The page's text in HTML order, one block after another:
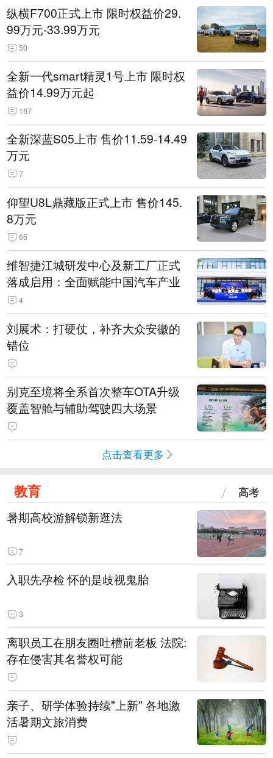
纵横F700正式上市 限时权益价29.
99万元-33.99万元
50
全新一代smart精灵1号上市 限时权
益价14.99万元起
167
全新深蓝S05上市 售价11.59-14.49
万元
7
仰望U8L鼎藏版正式上市 售价145.
8万元
65
维智捷江城研发中心及新工厂正式
落成启用：全面赋能中国汽车产业
4
刘展术：打硬仗，补齐大众安徽的
错位
别克至境将全系首次整车OTA升级
覆盖智舱与辅助驾驶四大场景
点击查看更多
教育 高考
暑期高校游解锁新逛法
7
入职先孕检 怀的是歧视鬼胎
3
离职员工在朋友圈吐槽前老板 法院:
存在侵害其名誉权可能
亲子、研学体验持续"上新" 各地激
活暑期文旅消费